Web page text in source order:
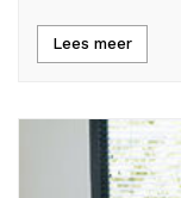
Lees meer